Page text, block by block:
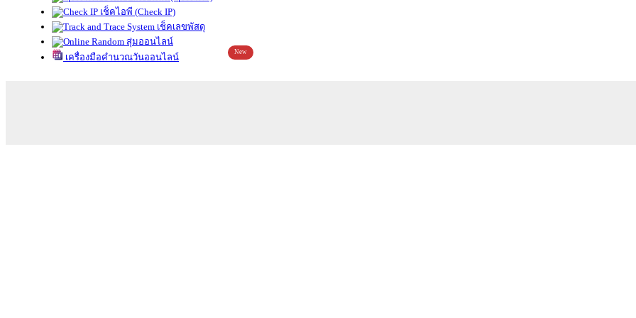
เช็คไอพี (Check IP)
เช็คเลขพัสดุ
สุ่มออนไลน์
เครื่องมือคำนวณวันออนไลน์
New